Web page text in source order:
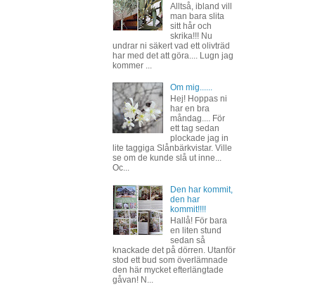
Alltså, ibland vill
man bara slita
sitt hår och
skrika!!! Nu
undrar ni säkert vad ett olivträd
har med det att göra.... Lugn jag
kommer ...
Om mig......
Hej! Hoppas ni
har en bra
måndag.... För
ett tag sedan
plockade jag in
lite taggiga Slånbärkvistar. Ville
se om de kunde slå ut inne...
Oc...
Den har kommit,
den har
kommit!!!!
Hallå! För bara
en liten stund
sedan så
knackade det på dörren. Utanför
stod ett bud som överlämnade
den här mycket efterlängtade
gåvan! N...